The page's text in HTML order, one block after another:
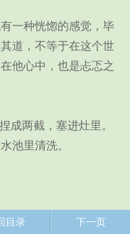
一种恍惚的感觉，毕
道，不等于在这个世
他心中，也是忐忑之
两截，塞进灶里。
池里清洗。
目录 下一页